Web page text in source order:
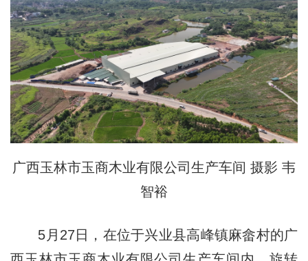
广西玉林市玉商木业有限公司生产车间 摄影 韦
智裕
5月27日，在位于兴业县高峰镇麻畲村的广